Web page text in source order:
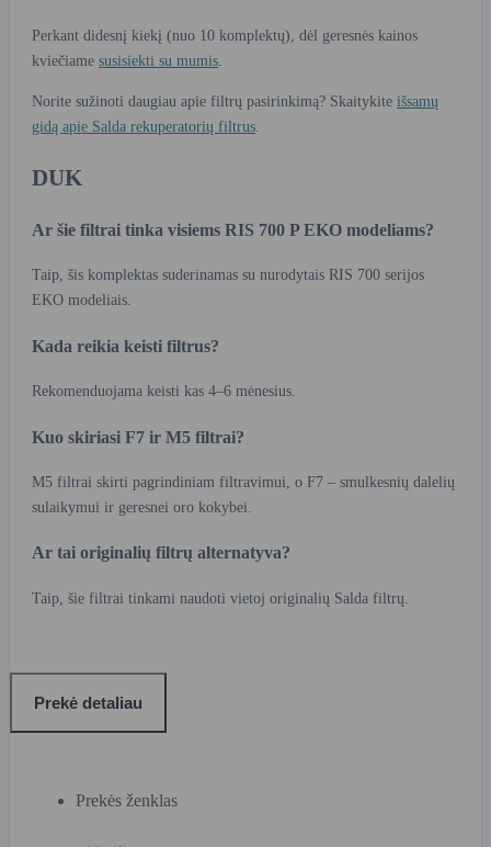
Perkant didesnį kiekį (nuo 10 komplektų), dėl geresnės kainos
kviečiame susisiekti su mumis.
Norite sužinoti daugiau apie filtrų pasirinkimą? Skaitykite išsamų
gidą apie Salda rekuperatorių filtrus.
DUK
Ar šie filtrai tinka visiems RIS 700 P EKO modeliams?
Taip, šis komplektas suderinamas su nurodytais RIS 700 serijos
EKO modeliais.
Kada reikia keisti filtrus?
Rekomenduojama keisti kas 4–6 mėnesius.
Kuo skiriasi F7 ir M5 filtrai?
M5 filtrai skirti pagrindiniam filtravimui, o F7 – smulkesnių dalelių
sulaikymui ir geresnei oro kokybei.
Ar tai originalių filtrų alternatyva?
Taip, šie filtrai tinkami naudoti vietoj originalių Salda filtrų.
Prekė detaliau
Prekės ženklas